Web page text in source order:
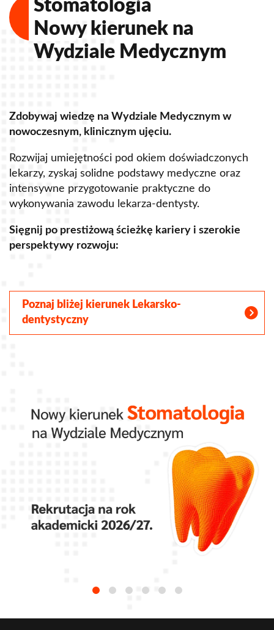
Stomatologia
Nowy kierunek na
Wydziale Medycznym
Zdobywaj wiedzę na Wydziale Medycznym w
nowoczesnym, klinicznym ujęciu.
Rozwijaj umiejętności pod okiem doświadczonych
lekarzy, zyskaj solidne podstawy medyczne oraz
intensywne przygotowanie praktyczne do
wykonywania zawodu lekarza-dentysty.
Sięgnij po prestiżową ścieżkę kariery i szerokie
perspektywy rozwoju:
Poznaj bliżej kierunek Lekarsko-
dentystyczny